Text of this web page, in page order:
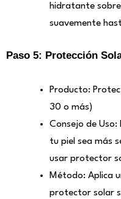
hidratante
suavemente
Paso 5: Protección
Producto:
30 o más)
Consejo de Uso:
tu piel sea más
usar protector
Método: Aplica
protector solar